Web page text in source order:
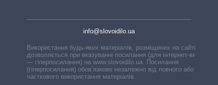
info@slovoidilo.ua
Використання будь-яких матеріалів, розміщених на сайті,
дозволяється при вказуванні посилання (для інтернет-видань
— гіперпосилання) на www.slovoidilo.ua. Посилання
(гіперпосилання) обов’язкове незалежно від повного або
часткового використання матеріалів.